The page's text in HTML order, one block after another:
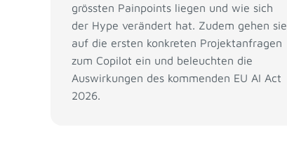
grössten Painpoints liegen und wie sich
der Hype verändert hat. Zudem gehen sie
auf die ersten konkreten Projektanfragen
zum Copilot ein und beleuchten die
Auswirkungen des kommenden EU AI Act
2026.